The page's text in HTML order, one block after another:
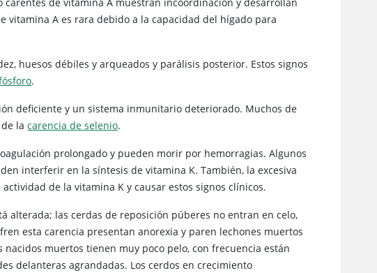
de vitamina A muestran incoordinación y desarrollan
vitamina A es rara debido a la capacidad del hígado para
huesos débiles y arqueados y parálisis posterior. Estos signos
.
deficiente y un sistema inmunitario deteriorado. Muchos de
de lacarencia de selenio.
prolongado y pueden morir por hemorragias. Algunos
interferir en la síntesis de vitamina K. También, la excesiva
de la vitamina K y causar estos signos clínicos.
alterada; las cerdas de reposición púberes no entran en celo,
esta carencia presentan anorexia y paren lechones muertos
muertos tienen muy poco pelo, con frecuencia están
delanteras agrandadas. Los cerdos en crecimiento